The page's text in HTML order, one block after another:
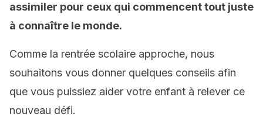
assimiler pour ceux qui commencent tout juste
à connaître le monde.
Comme la rentrée scolaire approche, nous
souhaitons vous donner quelques conseils afin
que vous puissiez aider votre enfant à relever ce
nouveau défi.